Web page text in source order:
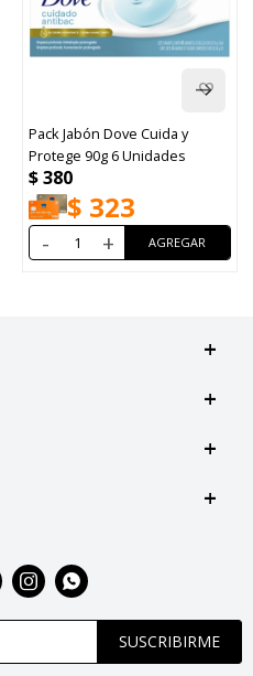
Pack Jabón Dove Cuida y
Protege 90g 6 Unidades
$380
$ 323
- +
SUSCRIBIRME
 